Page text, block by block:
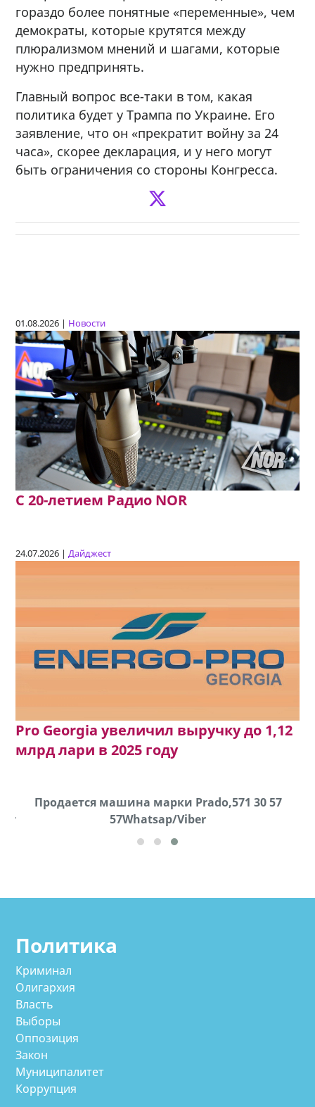
гораздо более понятные «переменные», чем
демократы, которые крутятся между
плюрализмом мнений и шагами, которые
нужно предпринять.
Главный вопрос все-таки в том, какая
политика будет у Трампа по Украине. Его
заявление, что он «прекратит войну за 24
часа», скорее декларация, и у него могут
быть ограничения со стороны Конгресса.
01.08.2026 | Новости
C 20-летием Радио NOR
24.07.2026 |Дайджест
Pro Georgia увеличил выручку до 1,12
млрд лари в 2025 году
Продается машина марки Prado,571 30 57
57Whatsap/Viber
Политика
Криминал
Олигархия
Власть
Выборы
Оппозиция
Закон
Муниципалитет
Коррупция